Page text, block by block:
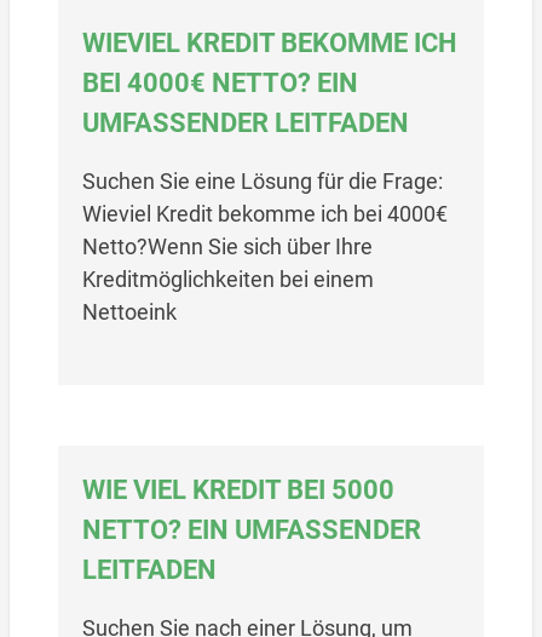
WIEVIEL KREDIT BEKOMME ICH
BEI 4000€ NETTO? EIN
UMFASSENDER LEITFADEN
Suchen Sie eine Lösung für die Frage:
Wieviel Kredit bekomme ich bei 4000€
Netto?Wenn Sie sich über Ihre
Kreditmöglichkeiten bei einem
Nettoeink
WIE VIEL KREDIT BEI 5000
NETTO? EIN UMFASSENDER
LEITFADEN
Suchen Sie nach einer Lösung, um